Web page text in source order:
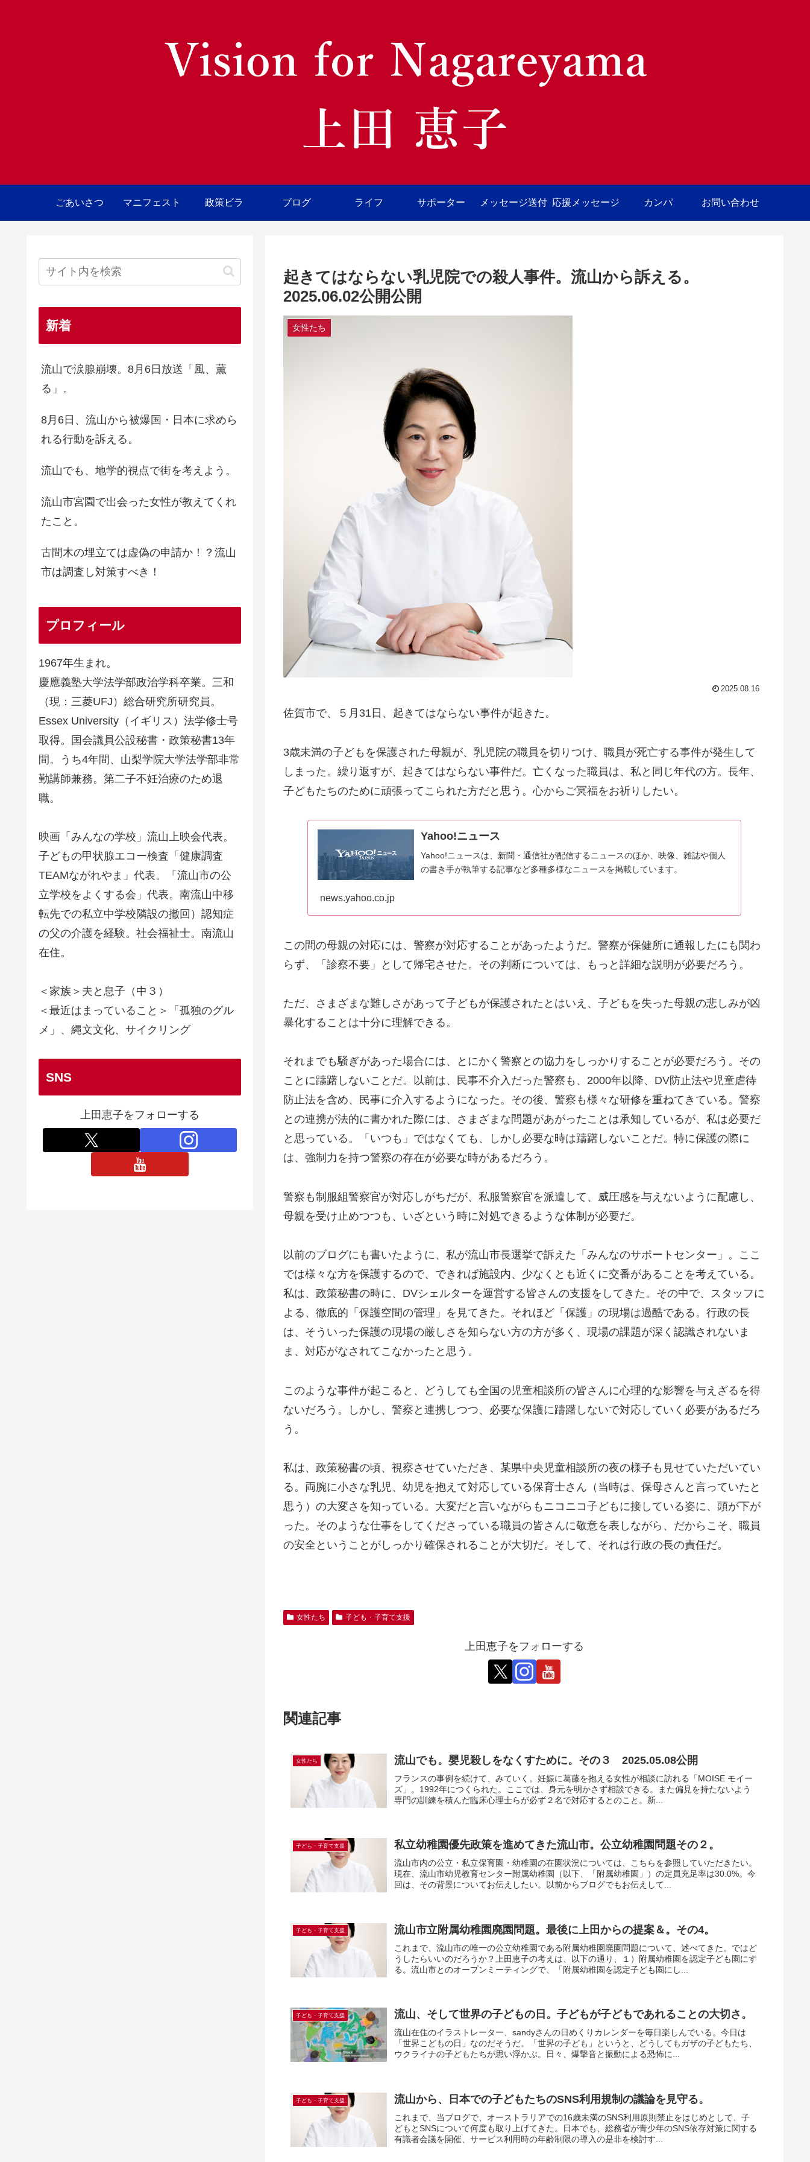
ごあいさつ マニフェスト 政策ビラ ブログ ライフ サポーター メッセージ送付 応援メッセージ カンパ お問い合わせ
起きてはならない乳児院での殺人事件。流山から訴える。
2025.06.02公開公開
女性たち
2025.08.16
佐賀市で、５月31日、起きてはならない事件が起きた。
3歳未満の子どもを保護された母親が、乳児院の職員を切りつけ、職員が死亡する事件が発生して
しまった。繰り返すが、起きてはならない事件だ。亡くなった職員は、私と同じ年代の方。長年、
子どもたちのために頑張ってこられた方だと思う。心からご冥福をお祈りしたい。
Yahoo!ニュース
Yahoo!ニュースは、新聞・通信社が配信するニュースのほか、映像、雑誌や個人
の書き手が執筆する記事など多種多様なニュースを掲載しています。
news.yahoo.co.jp
この間の母親の対応には、警察が対応することがあったようだ。警察が保健所に通報したにも関わ
らず、「診察不要」として帰宅させた。その判断については、もっと詳細な説明が必要だろう。
ただ、さまざまな難しさがあって子どもが保護されたとはいえ、子どもを失った母親の悲しみが凶
暴化することは十分に理解できる。
それまでも騒ぎがあった場合には、とにかく警察との協力をしっかりすることが必要だろう。その
ことに躊躇しないことだ。以前は、民事不介入だった警察も、2000年以降、DV防止法や児童虐待
防止法を含め、民事に介入するようになった。その後、警察も様々な研修を重ねてきている。警察
との連携が法的に書かれた際には、さまざまな問題があがったことは承知しているが、私は必要だ
と思っている。「いつも」ではなくても、しかし必要な時は躊躇しないことだ。特に保護の際に
は、強制力を持つ警察の存在が必要な時があるだろう。
警察も制服組警察官が対応しがちだが、私服警察官を派遣して、威圧感を与えないように配慮し、
母親を受け止めつつも、いざという時に対処できるような体制が必要だ。
以前のブログにも書いたように、私が流山市長選挙で訴えた「みんなのサポートセンター」。ここ
では様々な方を保護するので、できれば施設内、少なくとも近くに交番があることを考えている。
私は、政策秘書の時に、DVシェルターを運営する皆さんの支援をしてきた。その中で、スタッフに
よる、徹底的「保護空間の管理」を見てきた。それほど「保護」の現場は過酷である。行政の長
は、そういった保護の現場の厳しさを知らない方の方が多く、現場の課題が深く認識されないま
ま、対応がなされてこなかったと思う。
このような事件が起こると、どうしても全国の児童相談所の皆さんに心理的な影響を与えざるを得
ないだろう。しかし、警察と連携しつつ、必要な保護に躊躇しないで対応していく必要があるだろ
う。
私は、政策秘書の頃、視察させていただき、某県中央児童相談所の夜の様子も見せていただいてい
る。両腕に小さな乳児、幼児を抱えて対応している保育士さん（当時は、保母さんと言っていたと
思う）の大変さを知っている。大変だと言いながらもニコニコ子どもに接している姿に、頭が下が
った。そのような仕事をしてくださっている職員の皆さんに敬意を表しながら、だからこそ、職員
の安全ということがしっかり確保されることが大切だ。そして、それは行政の長の責任だ。
女性たち 子ども・子育て支援
上田恵子をフォローする
関連記事
女性たち 流山でも。嬰児殺しをなくすために。その３ 2025.05.08公開
フランスの事例を続けて、みていく。妊娠に葛藤を抱える女性が相談に訪れる「MOISE モイー
ズ」。1992年につくられた。ここでは、身元を明かさず相談できる。また偏見を持たないよう
専門の訓練を積んだ臨床心理士らが必ず２名で対応するとのこと。新...
子ども・子育て支援 私立幼稚園優先政策を進めてきた流山市。公立幼稚園問題その２。
流山市内の公立・私立保育園・幼稚園の在園状況については、こちらを参照していただきたい。
現在、流山市幼児教育センター附属幼稚園（以下、「附属幼稚園」）の定員充足率は30.0%。今
回は、その背景についてお伝えしたい。以前からブログでもお伝えして...
子ども・子育て支援 流山市立附属幼稚園廃園問題。最後に上田からの提案＆。その4。
これまで、流山市の唯一の公立幼稚園である附属幼稚園廃園問題について、述べてきた。ではど
うしたらいいのだろうか？上田恵子の考えは、以下の通り、１）附属幼稚園を認定子ども園にす
る。流山市とのオープンミーティングで、「附属幼稚園を認定子ども園にし...
子ども・子育て支援 流山、そして世界の子どもの日。子どもが子どもであれることの大切さ。
流山在住のイラストレーター、sandyさんの日めくりカレンダーを毎日楽しんでいる。今日は
「世界こどもの日」なのだそうだ。「世界の子ども」というと、どうしてもガザの子どもたち、
ウクライナの子どもたちが思い浮かぶ。日々、爆撃音と振動による恐怖に...
子ども・子育て支援 流山から、日本での子どもたちのSNS利用規制の議論を見守る。
これまで、当ブログで、オーストラリアでの16歳未満のSNS利用原則禁止をはじめとして、子
どもとSNSについて何度も取り上げてきた。日本でも、総務省が青少年のSNS依存対策に関する
有識者会議を開催、サービス利用時の年齢制限の導入の是非を検討す...
新着
流山で涙腺崩壊。8月6日放送「風、薫
る」。
8月6日、流山から被爆国・日本に求めら
れる行動を訴える。
流山でも、地学的視点で街を考えよう。
流山市宮園で出会った女性が教えてくれ
たこと。
古間木の埋立ては虚偽の申請か！？流山
市は調査し対策すべき！
プロフィール
1967年生まれ。
慶應義塾大学法学部政治学科卒業。三和
（現：三菱UFJ）総合研究所研究員。
Essex University（イギリス）法学修士号
取得。国会議員公設秘書・政策秘書13年
間。うち4年間、山梨学院大学法学部非常
勤講師兼務。第二子不妊治療のため退
職。
映画「みんなの学校」流山上映会代表。
子どもの甲状腺エコー検査「健康調査
TEAMながれやま」代表。「流山市の公
立学校をよくする会」代表。南流山中移
転先での私立中学校隣設の撤回）認知症
の父の介護を経験。社会福祉士。南流山
在住。
＜家族＞夫と息子（中３）
＜最近はまっていること＞「孤独のグル
メ」、縄文文化、サイクリング
SNS
上田恵子をフォローする